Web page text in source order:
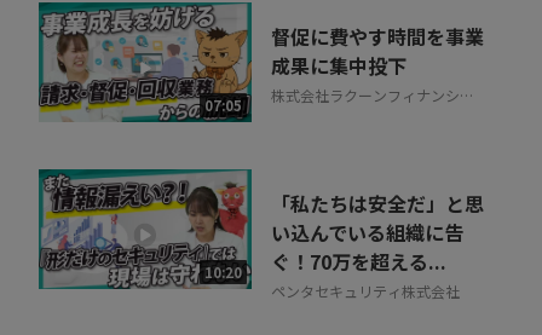
07:05
督促に費やす時間を事業
成果に集中投下
株式会社ラクーンフィナンシャ
10:20
「私たちは安全だ」と思
い込んでいる組織に告
ぐ！70万を超える...
ペンタセキュリティ株式会社